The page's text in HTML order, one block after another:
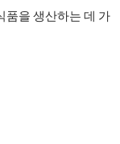
품을 생산하는 데 가